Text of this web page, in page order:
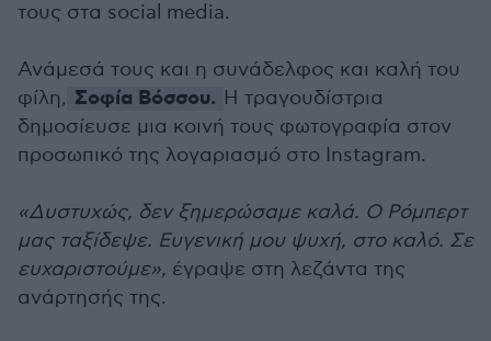
τους στα social media.
Ανάμεσά τους και η συνάδελφος και καλή του
φίλη, Σοφία Βόσσου. Η τραγουδίστρια
δημοσίευσε μια κοινή τους φωτογραφία στον
προσωπικό της λογαριασμό στο Instagram.
«Δυστυχώς, δεν ξημερώσαμε καλά. Ο Ρόμπερτ
μας ταξίδεψε. Ευγενική μου ψυχή, στο καλό. Σε
ευχαριστούμε», έγραψε στη λεζάντα της
ανάρτησής της.